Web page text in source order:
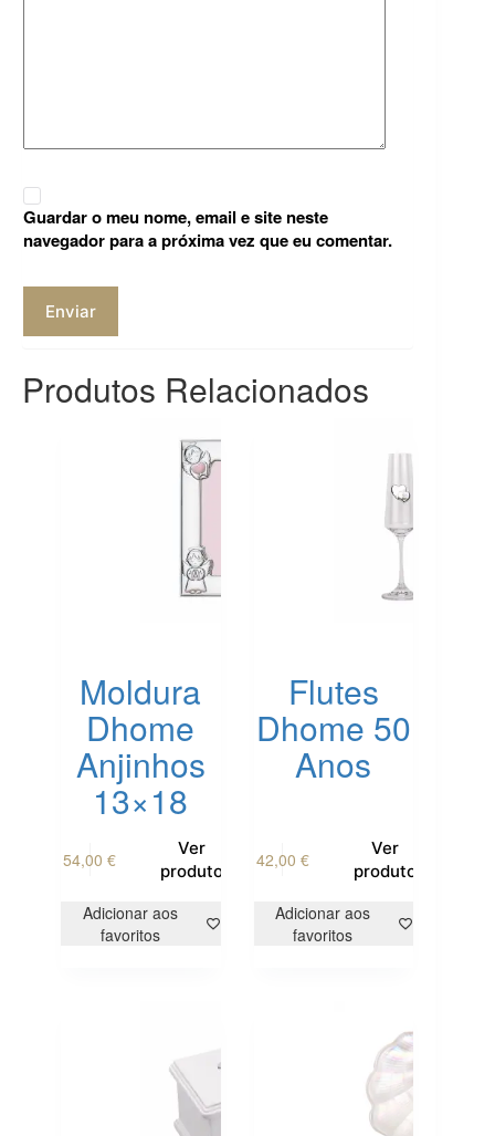
Guardar o meu nome, email e site neste
navegador para a próxima vez que eu comentar.
Enviar
Produtos Relacionados
Moldura
Dhome
Anjinhos
13×18
54,00€
Ver
produto
Adicionar aos
favoritos
Flutes
Dhome 50
Anos
42,00 €
Ver
produto
Adicionar aos
favoritos